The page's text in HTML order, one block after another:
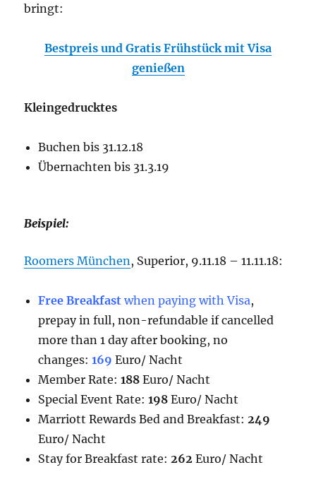
bringt:
Bestpreis und Gratis Frühstück mit Visa
genießen
Kleingedrucktes
Buchen bis 31.12.18
Übernachten bis 31.3.19
Beispiel:
Roomers München , Superior, 9.11.18 – 11.11.18:
Free Breakfast when paying with Visa,
prepay in full, non-refundable if cancelled
more than 1 day after booking, no
changes:169 Euro/ Nacht
Member Rate:188 Euro/ Nacht
Special Event Rate:198 Euro/ Nacht
Marriott Rewards Bed and Breakfast: 249
Euro/ Nacht
Stay for Breakfast rate: 262 Euro/ Nacht